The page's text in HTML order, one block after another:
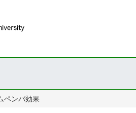
ペンバ効果